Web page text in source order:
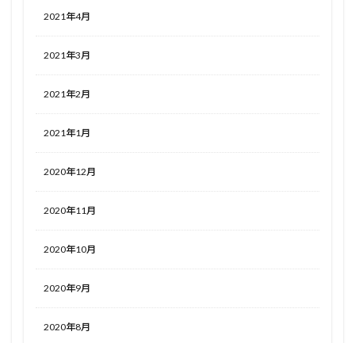
2021年4月
2021年3月
2021年2月
2021年1月
2020年12月
2020年11月
2020年10月
2020年9月
2020年8月